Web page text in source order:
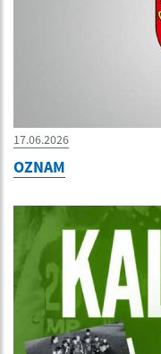
17.06.2026
OZNAM